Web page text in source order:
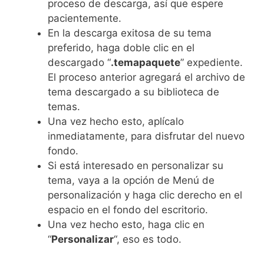
proceso de descarga, así que espere
pacientemente.
En la descarga exitosa de su tema
preferido, haga doble clic en el
descargado “.temapaquete” expediente.
El proceso anterior agregará el archivo de
tema descargado a su biblioteca de
temas.
Una vez hecho esto, aplícalo
inmediatamente, para disfrutar del nuevo
fondo.
Si está interesado en personalizar su
tema, vaya a la opción de Menú de
personalización y haga clic derecho en el
espacio en el fondo del escritorio.
Una vez hecho esto, haga clic en
“Personalizar“, eso es todo.